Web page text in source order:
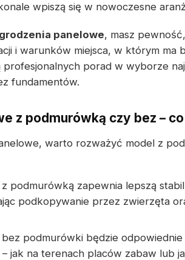
wpiszą się w nowoczesne
panelowe, masz
i warunków miejsca, w którym ma
profesjonalnych porad w wyborze
fundamentów.
z podmurówką czy bez –
warto rozważyć model z
podmurówką zapewnia lepszą
podkopywanie przez zwierzęta
podmurówki będzie odpowiednie
jak na terenach placów zabaw lub